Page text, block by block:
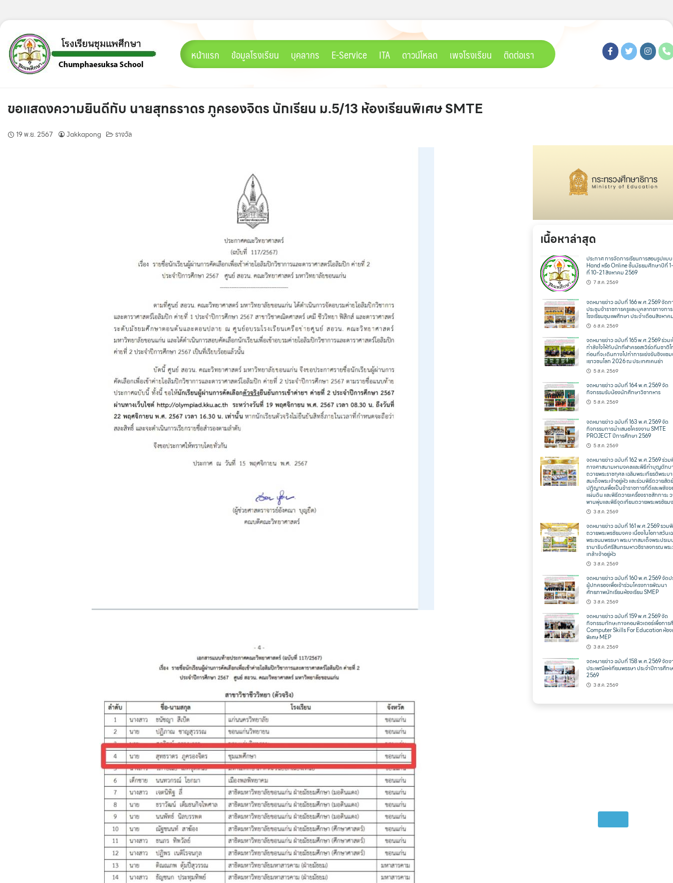
content
หน้าแรก ข้อมูลโรงเรียน บุคลากร E-Service ITA ดาวน์โหลด เพจโรงเรียน ติดต่อเรา
ขอแสดงความยินดีกับ นายสุทธราดร ภูครองจิตร นักเรียน ม.5/13 ห้องเรียนพิเศษ SMTE
19 พ.ย. 2567 Jakkapong รางวัล
เนื้อหาล่าสุด
ประกาศ การจัดการเรียนการสอนรูปแบ
Hand หรือ Online ชั้นมัธยมศึกษาปีที่
ที่ 10-21 สิงหาคม 2569
7 ส.ค. 2569
จดหมายข่าว ฉบับที่ 166 พ.ศ.2569 จัดก
ประชุมข้าราชการครูและบุคลากรทางกา
โรงเรียนชุมแพศึกษา ประจำเดือนสิงหาค
6 ส.ค. 2569
จดหมายข่าว ฉบับที่ 165 พ.ศ.2569 ร่วม
กำลังใจให้กับนักกีฬาครอสเวิร์ดทีมชาติ
ก่อนที่จะเดินทางไปทำการแข่งขันชิงแช
เยาวชนโลก 2026 ณ ประเทศเคนย่า
5 ส.ค. 2569
จดหมายข่าว ฉบับที่ 164 พ.ศ.2569 จัด
กิจกรรมรับน้องนักศึกษาวิชาทหาร
5 ส.ค. 2569
จดหมายข่าว ฉบับที่ 163 พ.ศ.2569 จัด
กิจกรรมการนำเสนอโครงงาน SMTE
PROJECT ปีการศึกษา 2569
5 ส.ค. 2569
จดหมายข่าว ฉบับที่ 162 พ.ศ.2569 ร่วม
ทางศาสนามหามงคลและพิธีทำบุญตักบ
ถวายพระราชกุศล เฉลิมพระเกียรติพระบ
สมเด็จพระเจ้าอยู่หัว และร่วมพิธีถวายสัต
ปฏิญาณเพื่อเป็นข้าราชการที่ดีและพลังข
แผ่นดิน และพิธีถวายเครื่องราชสักการะ
พานพุ่มและพิธีจุดเทียนถวายพระพรชัยม
3 ส.ค. 2569
จดหมายข่าว ฉบับที่ 161 พ.ศ.2569 รวม
ถวายพระพรชัยมงคง เนื่องในโอกาสวันเ
พระชนมพรรษา พระบาทสมเด็จพระปรเ
รามาธิบดีศรีสินทรมหาวชิราลงกรณ พร
เกล้าเจ้าอยู่หัว
3 ส.ค. 2569
จดหมายข่าว ฉบับที่ 160 พ.ศ.2569 จัดป
ผู้ปกครองเพื่อเข้าร่วมโครงการพัฒนา
ศักยภาพนักเรียนห้องเรียน SMEP
3 ส.ค. 2569
จดหมายข่าว ฉบับที่ 159 พ.ศ.2569 จัด
กิจกรรมทักษะทางคอมพิวเตอร์เพื่อการ
Computer Skills For Education ห้อง
พิเศษ MEP
3 ส.ค. 2569
จดหมายข่าว ฉบับที่ 158 พ.ศ.2569 จัดง
ประเพณีแห่เทียนพรรษา ประจำปีการศึก
2569
3 ส.ค. 2569